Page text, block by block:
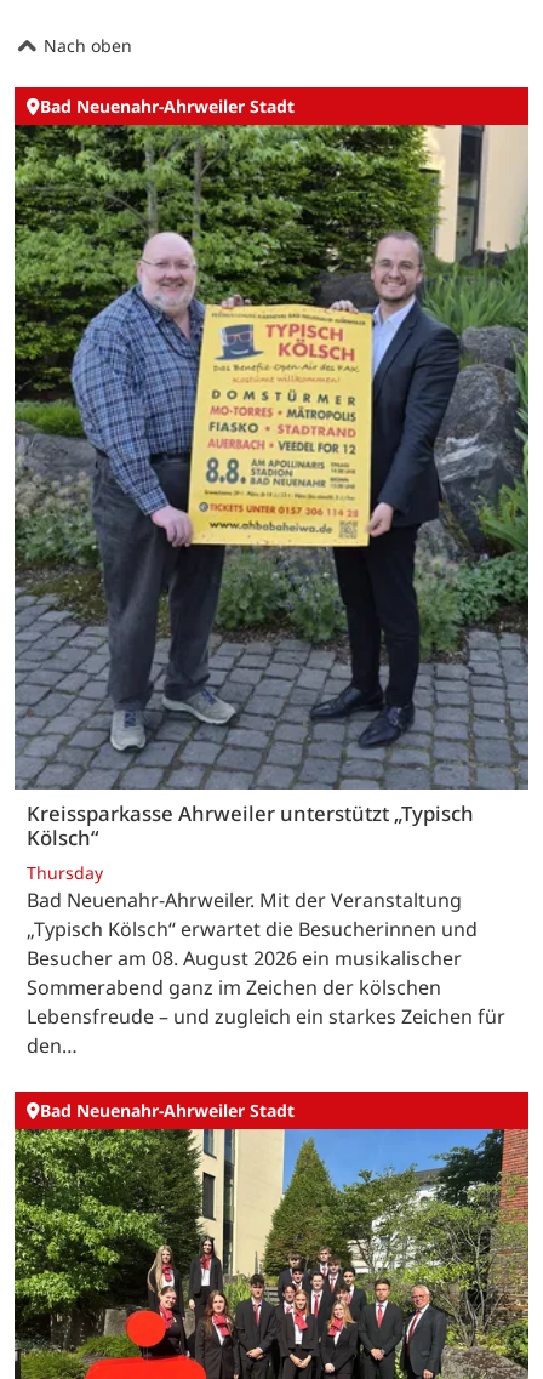
Nach oben
Bad Neuenahr-Ahrweiler Stadt
Kreissparkasse Ahrweiler unterstützt „Typisch
Kölsch“
Thursday
Bad Neuenahr-Ahrweiler. Mit der Veranstaltung
„Typisch Kölsch“ erwartet die Besucherinnen und
Besucher am 08. August 2026 ein musikalischer
Sommerabend ganz im Zeichen der kölschen
Lebensfreude – und zugleich ein starkes Zeichen für
den…
Bad Neuenahr-Ahrweiler Stadt